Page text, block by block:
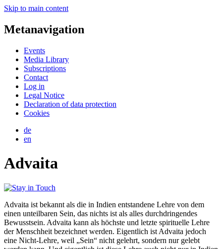
Skip to main content
Metanavigation
Events
Media Library
Subscriptions
Contact
Log in
Legal Notice
Declaration of data protection
Cookies
de
en
Advaita
Advaita ist bekannt als die in Indien entstandene Lehre von dem
einen unteilbaren Sein, das nichts ist als alles durchdringendes
Bewusstsein. Advaita kann als höchste und letzte spirituelle Lehre
der Menschheit bezeichnet werden. Eigentlich ist Advaita jedoch
eine Nicht-Lehre, weil „Sein“ nicht gelehrt, sondern nur gelebt